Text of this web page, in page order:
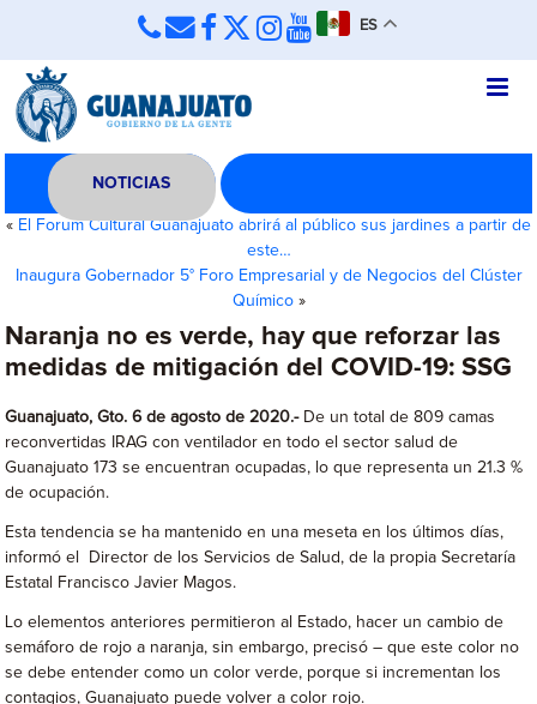
ES
NOTICIAS
« El Forum Cultural Guanajuato abrirá al público sus jardines a partir de
este…
Inaugura Gobernador 5° Foro Empresarial y de Negocios del Clúster
Químico»
Naranja no es verde, hay que reforzar las
medidas de mitigación del COVID-19: SSG
Guanajuato, Gto. 6 de agosto de 2020.- De un total de 809 camas
reconvertidas IRAG con ventilador en todo el sector salud de
Guanajuato 173 se encuentran ocupadas, lo que representa un 21.3 %
de ocupación.
Esta tendencia se ha mantenido en una meseta en los últimos días,
informó el Director de los Servicios de Salud, de la propia Secretaría
Estatal Francisco Javier Magos.
Lo elementos anteriores permitieron al Estado, hacer un cambio de
semáforo de rojo a naranja, sin embargo, precisó – que este color no
se debe entender como un color verde, porque si incrementan los
contagios, Guanajuato puede volver a color rojo.